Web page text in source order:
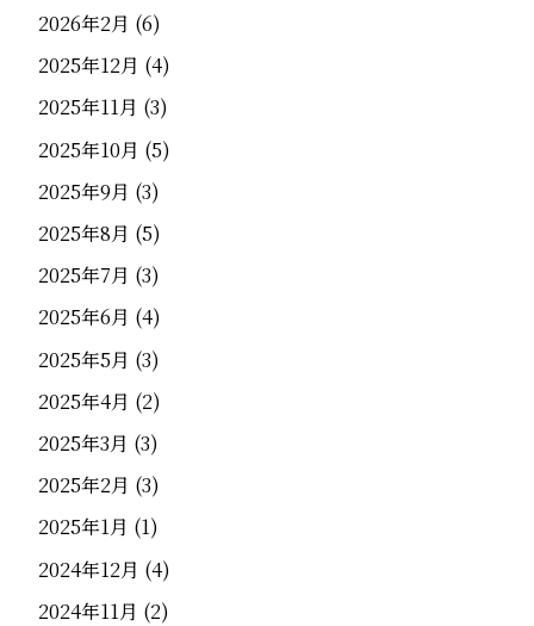
2026年2月 (6)
2025年12月 (4)
2025年11月 (3)
2025年10月 (5)
2025年9月 (3)
2025年8月 (5)
2025年7月 (3)
2025年6月 (4)
2025年5月 (3)
2025年4月 (2)
2025年3月 (3)
2025年2月 (3)
2025年1月 (1)
2024年12月 (4)
2024年11月 (2)